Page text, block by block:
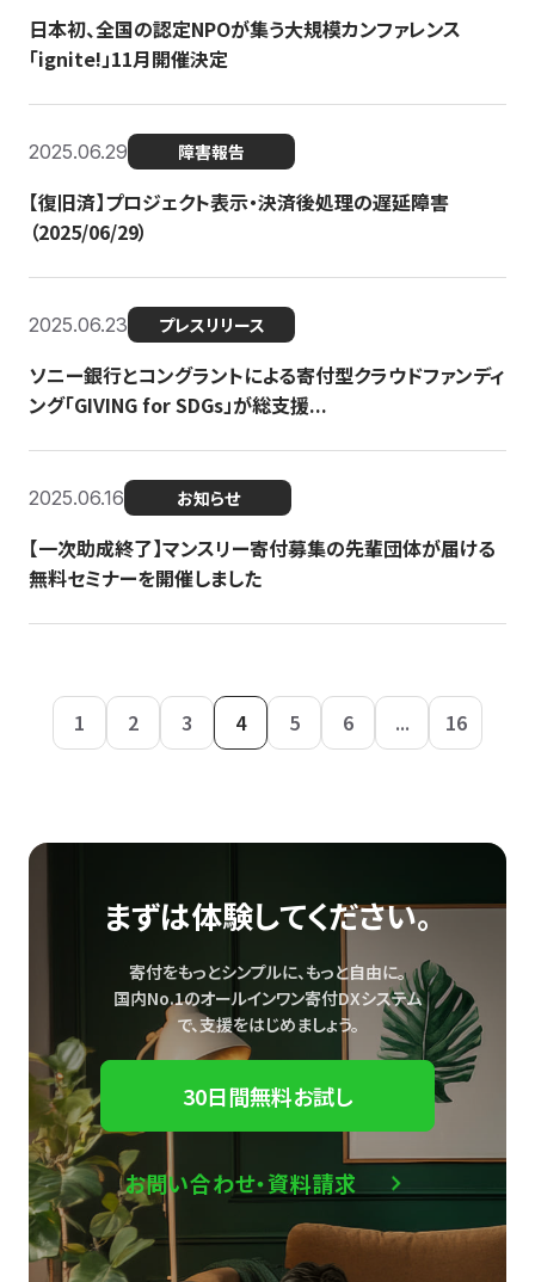
日本初、全国の認定NPOが集う大規模カンファレンス
「ignite!」11月開催決定
2025.06.29 障害報告
【復旧済】プロジェクト表示・決済後処理の遅延障害
（2025/06/29）
2025.06.23 プレスリリース
ソニー銀行とコングラントによる寄付型クラウドファンディ
ング「GIVING for SDGs」が総支援...
2025.06.16 お知らせ
【一次助成終了】マンスリー寄付募集の先輩団体が届ける
無料セミナーを開催しました
1 2 3 4 5 6 ... 16
まずは体験してください。
寄付をもっとシンプルに、もっと自由に。
国内No.1のオールインワン寄付DXシステム
で、支援をはじめましょう。
30日間無料お試し
お問い合わせ・資料請求